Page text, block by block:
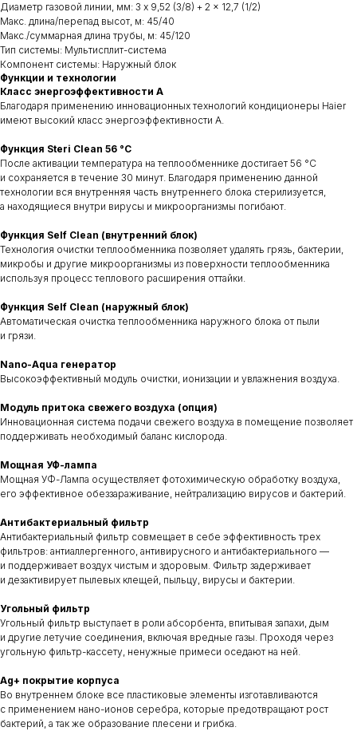
Диаметр газовой линии, мм: 3 x 9,52 (3/8) + 2 x 12,7 (1/2)
Макс. длина/перепад высот, м: 45/40
Макс./суммарная длина трубы, м: 45/120
Тип системы: Мультисплит-система
Компонент системы: Наружный блок
Функции и технологии
Класс энергоэффективности A
Благодаря применению инновационных технологий кондиционеры Haier
имеют высокий класс энергоэффективности А.
Функция Steri Clean 56 °C
После активации температура на теплообменнике достигает 56 °C
и сохраняется в течение 30 минут. Благодаря применению данной
технологии вся внутренняя часть внутреннего блока стерилизуется,
а находящиеся внутри вирусы и микроорганизмы погибают.
Функция Self Clean (внутренний блок)
Технология очистки теплообменника позволяет удалять грязь, бактерии,
микробы и другие микроорганизмы из поверхности теплообменника
используя процесс теплового расширения оттайки.
Функция Self Clean (наружный блок)
Автоматическая очистка теплообменника наружного блока от пыли
и грязи.
Nano-Aqua генератор
Высокоэффективный модуль очистки, ионизации и увлажнения воздуха.
Модуль притока свежего воздуха (опция)
Инновационная система подачи свежего воздуха в помещение позволяет
поддерживать необходимый баланс кислорода.
Мощная УФ-лампа
Мощная УФ-Лампа осуществляет фотохимическую обработку воздуха,
его эффективное обеззараживание, нейтрализацию вирусов и бактерий.
Антибактериальный фильтр
Антибактериальный фильтр совмещает в себе эффективность трех
фильтров: антиаллергенного, антивирусного и антибактериального —
и поддерживает воздух чистым и здоровым. Фильтр задерживает
и дезактивирует пылевых клещей, пыльцу, вирусы и бактерии.
Угольный фильтр
Угольный фильтр выступает в роли абсорбента, впитывая запахи, дым
и другие летучие соединения, включая вредные газы. Проходя через
угольную фильтр-кассету, ненужные примеси оседают на ней.
Ag+ покрытие корпуса
Во внутреннем блоке все пластиковые элементы изготавливаются
с применением нано-ионов серебра, которые предотвращают рост
бактерий, а так же образование плесени и грибка.